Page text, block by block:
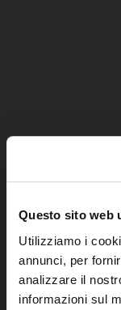
Questo sito web
Utilizziamo i
annunci, per
analizzare il
informazioni sul